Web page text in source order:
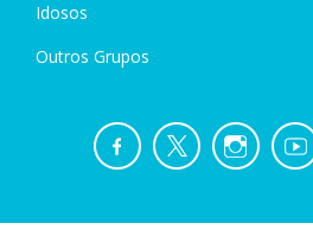
Idosos
Outros Grupos